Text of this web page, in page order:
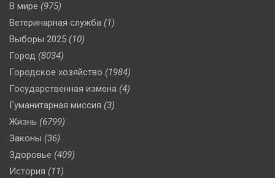
В мире (975)
Ветеринарная служба (1)
Выборы 2025 (10)
Город (8034)
Городское хозяйство (1984)
Государственная измена (4)
Гуманитарная миссия (3)
Жизнь (6799)
Законы (36)
Здоровье (409)
История (11)